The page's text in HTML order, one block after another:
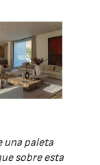
una paleta
sobre esta